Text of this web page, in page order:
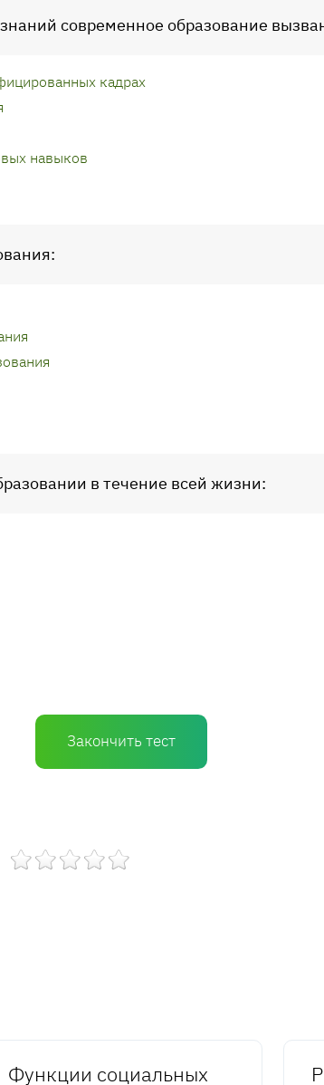
современное образование
кадрах
навыков
в течение всей жизни:
Закончить тест
Функции социальных